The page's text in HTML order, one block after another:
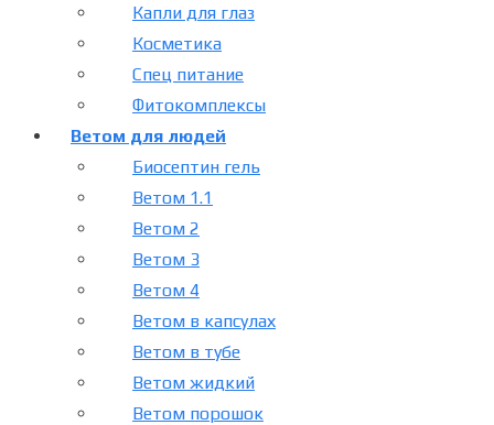
Капли для глаз
Косметика
Спец питание
Фитокомплексы
Ветом для людей
Биосептин гель
Ветом 1.1
Ветом 2
Ветом 3
Ветом 4
Ветом в капсулах
Ветом в тубе
Ветом жидкий
Ветом порошок